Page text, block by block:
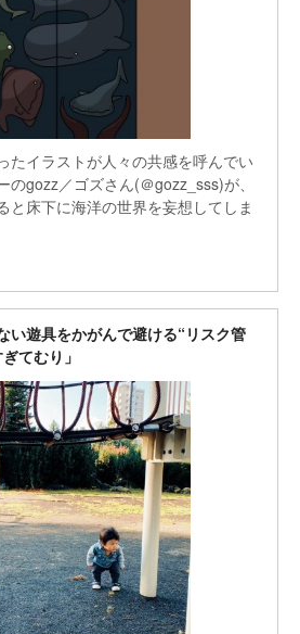
たイラストが人々の共感を呼んでい
のgozz／ゴズさん(＠gozz_sss)が、
と床下に海洋の世界を妄想してしま
い遊具をかがんで避ける“リスク管
てむり」